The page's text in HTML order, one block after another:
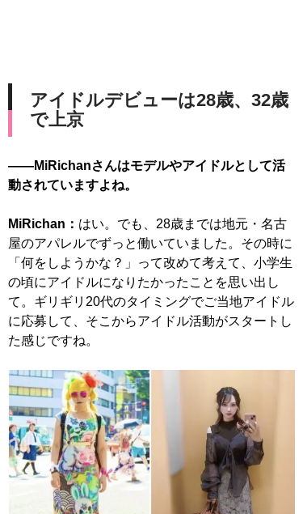
アイドルデビューは28歳、32歳
で上京
――MiRichanさんはモデルやアイドルとして活
動されていますよね。
MiRichan： はい。でも、28歳までは地元・名古
屋のアパレルでずっと働いていました。その時に
「何をしようかな？」って改めて考えて、小学生
の頃にアイドルになりたかったことを思い出し
て。ギリギリ20代のタイミングでご当地アイドル
に応募して、そこからアイドル活動がスタートし
た感じですね。